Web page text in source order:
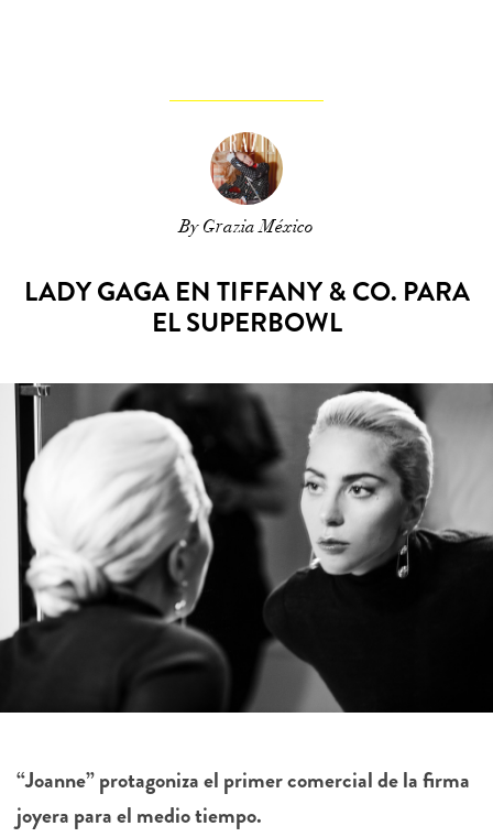
By Grazia México
LADY GAGA EN TIFFANY & CO. PARA
EL SUPERBOWL
“Joanne” protagoniza el primer comercial de la firma
joyera para el medio tiempo.